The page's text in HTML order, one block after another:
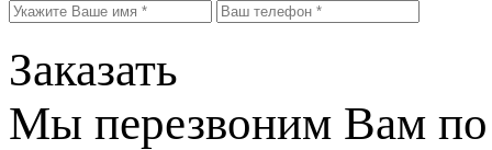
Заказать
Мы перезвоним Вам по